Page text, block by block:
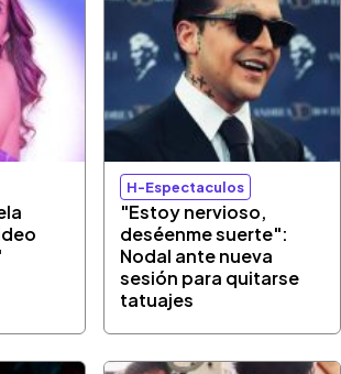
H-Espectaculos
"Estoy nervioso,
deséenme suerte":
Nodal ante nueva
sesión para quitarse
tatuajes